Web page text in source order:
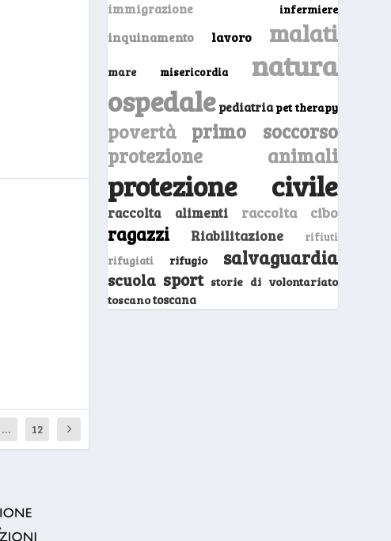
… 12
immigrazione infermiere
inquinamento lavoro malati
mare misericordia natura
ospedale pediatria pet therapy
povertà
primo soccorso
protezione animali
protezione civile
raccolta alimenti raccolta cibo
ragazzi Riabilitazione
rifiuti
rifugiati
rifugio salvaguardia
scuola sport storie di volontariato
toscanotoscana